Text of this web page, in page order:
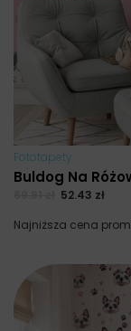
Fototapety
Buldog Na
52.43 zł
Najniższa cena